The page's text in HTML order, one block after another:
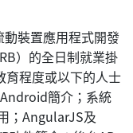
裝置應用程式開發
）的全日制就業掛
育程度或以下的人士
簡介；系統
；AngularJS及